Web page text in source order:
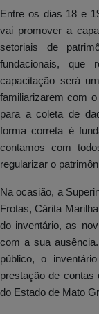
Entre os dias 18 e
vai promover a
setoriais de
fundacionais, que
capacitação será
familiarizarem com
para a coleta de
forma correta é
contamos com
regularizar o
Na ocasião, a
Frotas, Cárita
do inventário, as
com a sua
público, o
prestação de contas
do Estado de Mato